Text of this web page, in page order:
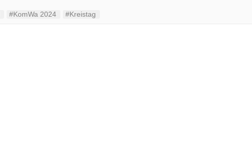
#KomWa 2024 #Kreistag